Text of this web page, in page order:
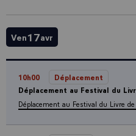
Ven17avr
10h00
Déplacement
Déplacement au Festival du
Déplacement au Festival du Livre de